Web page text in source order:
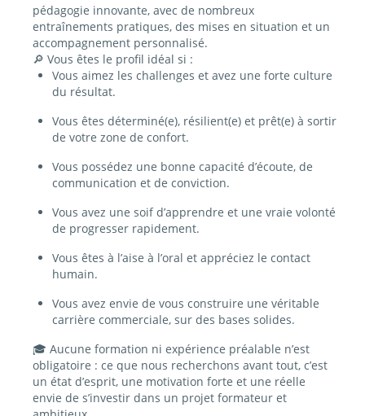
pédagogie innovante, avec de nombreux
entraînements pratiques, des mises en situation et un
accompagnement personnalisé.
🔎 Vous êtes le profil idéal si :
Vous aimez les challenges et avez une forte culture
du résultat.
Vous êtes déterminé(e), résilient(e) et prêt(e) à sortir
de votre zone de confort.
Vous possédez une bonne capacité d’écoute, de
communication et de conviction.
Vous avez une soif d’apprendre et une vraie volonté
de progresser rapidement.
Vous êtes à l’aise à l’oral et appréciez le contact
humain.
Vous avez envie de vous construire une véritable
carrière commerciale, sur des bases solides.
🎓 Aucune formation ni expérience préalable n’est
obligatoire : ce que nous recherchons avant tout, c’est
un état d’esprit, une motivation forte et une réelle
envie de s’investir dans un projet formateur et